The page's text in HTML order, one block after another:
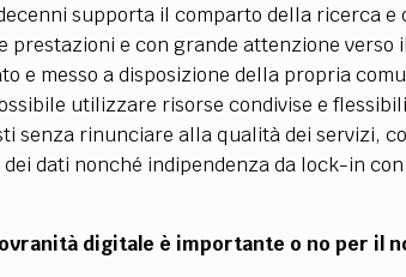
supporta il comparto della ricerca
prestazioni e con grande attenzione verso
e messo a disposizione della propria
utilizzare risorse condivise e
senza rinunciare alla qualità dei servizi,
dati nonché indipendenza da lock-in
digitale è importante o no per il